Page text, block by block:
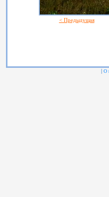
< Предыдущая
| О